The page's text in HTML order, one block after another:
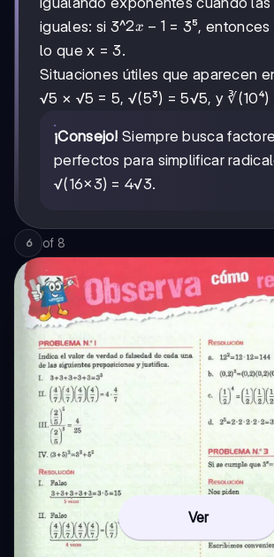
iguales: si 3^2x-
2x − 1= 3⁵, entonces
lo que x = 3.
Situaciones útiles que aparecen
√5 × √5 = 5, √(5³) = 5√5, y ∛(10⁴)
¡Consejo! Siempre busca
perfectos para simplificar
√(16×3) = 4√3.
6 of 8
Ver